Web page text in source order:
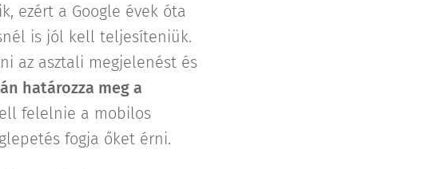
ezért a Google évek óta
is jól kell teljesíteniük.
az asztali megjelenést és
határozza meg a
felelnie a mobilos
fogja őket érni.